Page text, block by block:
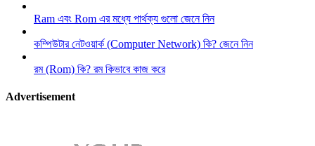
Ram এবং Rom এর মধ্যে পার্থক্য গুলো জেনে নিন
কম্পিউটার নেটওয়ার্ক (Computer Network) কি? জেনে নিন
রম (Rom) কি? রম কিভাবে কাজ করে
Advertisement